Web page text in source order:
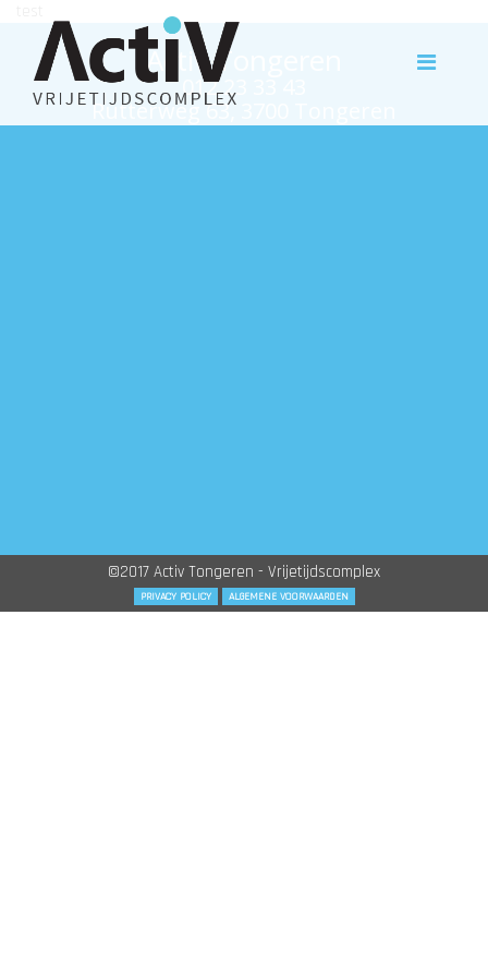
Activ Tongeren
012 23 33 43
Rutterweg 63, 3700 Tongeren
©2017 Activ Tongeren - Vrijetijdscomplex
PRIVACY POLICY ALGEMENE VOORWAARDEN